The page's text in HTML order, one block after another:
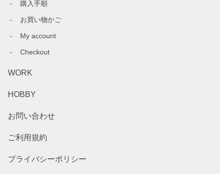
購入手順
お買い物かご
My account
Checkout
WORK
HOBBY
お問い合わせ
ご利用規約
プライバシーポリシー